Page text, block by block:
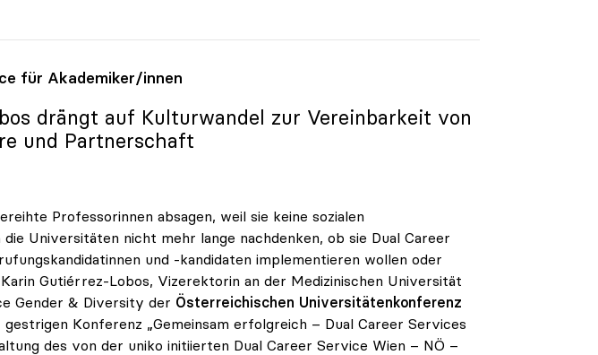
für Akademiker/innen
drängt auf Kulturwandel zur Vereinbarkeit von
und Partnerschaft
Professorinnen absagen, weil sie keine sozialen
Universitäten nicht mehr lange nachdenken, ob sie Dual Career
und -kandidaten implementieren wollen oder
Gutiérrez-Lobos, Vizerektorin an der Medizinischen Universität
Gender & Diversity der Österreichischen Universitätenkonferenz
gestrigen Konferenz „Gemeinsam erfolgreich – Dual Career Services
des von der uniko initiierten Dual Career Service Wien – NÖ –